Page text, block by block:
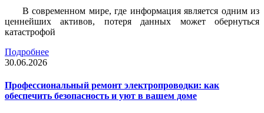
В современном мире, где информация является одним из
ценнейших активов, потеря данных может обернуться
катастрофой
Подробнее
30.06.2026
Профессиональный ремонт электропроводки: как
обеспечить безопасность и уют в вашем доме